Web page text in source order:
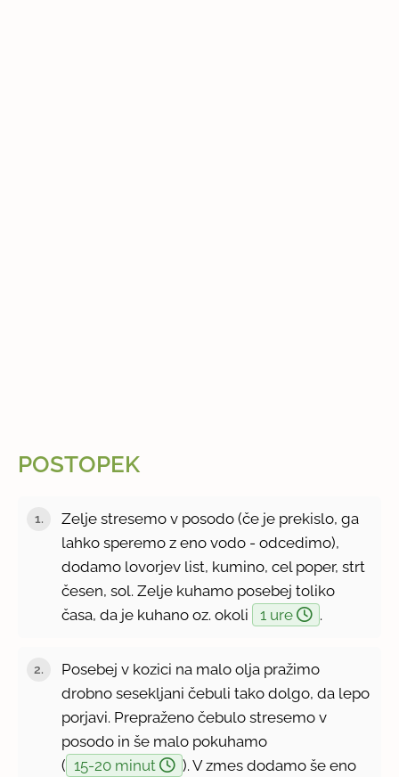
POSTOPEK
Zelje stresemo v posodo (če je prekislo, ga
lahko speremo z eno vodo - odcedimo),
dodamo lovorjev list, kumino, cel poper, strt
česen, sol. Zelje kuhamo posebej toliko
časa, da je kuhano oz. okoli
1 ure .
Posebej v kozici na malo olja pražimo
drobno sesekljani čebuli tako dolgo, da lepo
porjavi. Prepraženo čebulo stresemo v
posodo in še malo pokuhamo
( 15-20 minut
). V zmes dodamo še eno